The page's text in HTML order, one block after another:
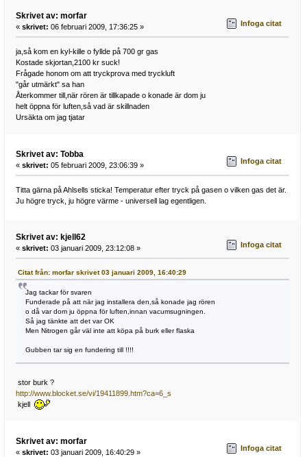
Skrivet av: morfar
« skrivet: 06 februari 2009, 17:36:25 » Infoga citat
ja,så kom en kyl-kille o fyllde på 700 gr gas
Kostade skjortan,2100 kr suck!
Frågade honom om att tryckprova med tryckluft
"går utmärkt" sa han
Återkommer till,när rören är tillkapade o konade är dom ju
helt öppna för luften,så vad är skillnaden
Ursäkta om jag tjatar
Skrivet av: Tobba
« skrivet: 05 februari 2009, 23:06:39 » Infoga citat
Titta gärna på Ahlsells sticka! Temperatur efter tryck på gasen o vilken gas det är.
Ju högre tryck, ju högre värme - universell lag egentligen.
Skrivet av: kjell62
« skrivet: 03 januari 2009, 23:12:08 » Infoga citat
Citat från: morfar skrivet 03 januari 2009, 16:40:29
Jag tackar för svaren
Funderade på att när jag installera den,så konade jag rören
o då var dom ju öppna för luften,innan vacumsugningen.
Så jag tänkte att det var OK
Men Nitrogen går väl inte att köpa på burk eller flaska
Gubben tar sig en fundering till !!!!
stor burk ?
http://www.blocket.se/vi/19411899.htm?ca=6_s
kjell
Skrivet av: morfar
« skrivet: 03 januari 2009, 16:40:29 » Infoga citat